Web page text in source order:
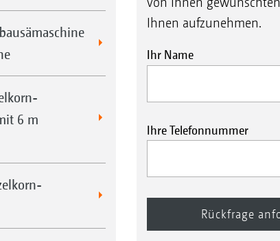
6 m
Ihnen aufzunehmen.
Ihr Name
Ihre Telefonnummer